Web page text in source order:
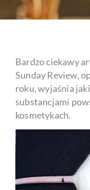
Bardzo ciekawy
Sunday Review,
roku, wyjaśnia
substancjami
kosmetykach.